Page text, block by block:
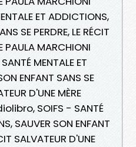
ET ADDICTIONS,
SE PERDRE, LE RÉCIT
PAULA MARCHIONI
MENTALE ET
ENFANT SANS SE
D'UNE MÈRE
SOIFS - SANTÉ
SAUVER SON ENFANT
SALVATEUR D'UNE